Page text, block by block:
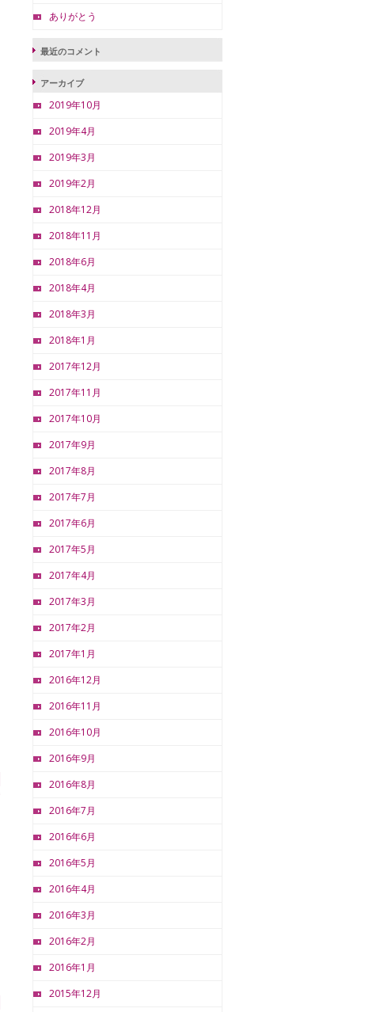
ありがとう
最近のコメント
アーカイブ
2019年10月
2019年4月
2019年3月
2019年2月
2018年12月
2018年11月
2018年6月
2018年4月
2018年3月
2018年1月
2017年12月
2017年11月
2017年10月
2017年9月
2017年8月
2017年7月
2017年6月
2017年5月
2017年4月
2017年3月
2017年2月
2017年1月
2016年12月
2016年11月
2016年10月
2016年9月
2016年8月
2016年7月
2016年6月
2016年5月
2016年4月
2016年3月
2016年2月
2016年1月
2015年12月